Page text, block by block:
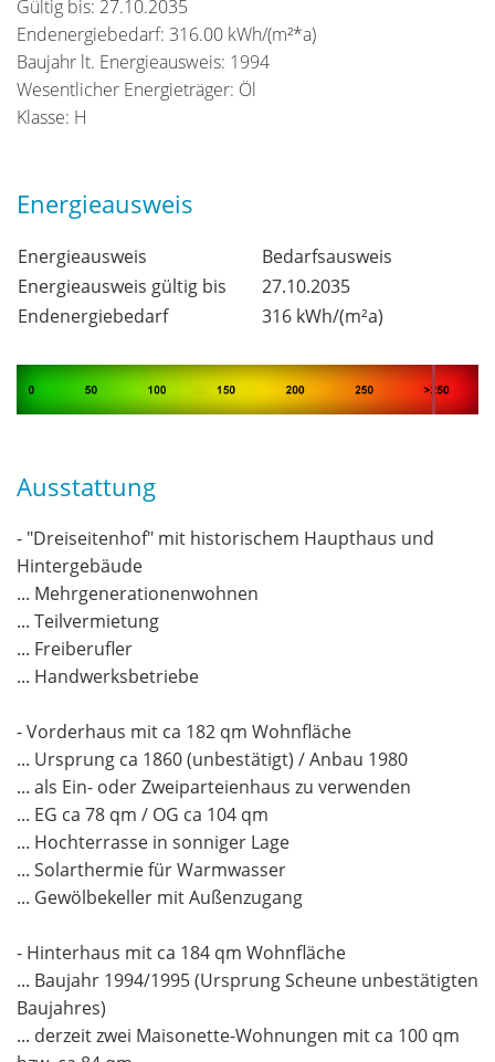
Gültig bis: 27.10.2035
Endenergiebedarf: 316.00 kWh/(m²*a)
Baujahr lt. Energieausweis: 1994
Wesentlicher Energieträger: Öl
Klasse: H
Energieausweis
Energieausweis
Bedarfsausweis
Energieausweis gültig bis
27.10.2035
Endenergiebedarf
316 kWh/(m²a)
Ausstattung
- "Dreiseitenhof" mit historischem Haupthaus und
Hintergebäude
... Mehrgenerationenwohnen
... Teilvermietung
... Freiberufler
... Handwerksbetriebe
- Vorderhaus mit ca 182 qm Wohnfläche
... Ursprung ca 1860 (unbestätigt) / Anbau 1980
... als Ein- oder Zweiparteienhaus zu verwenden
... EG ca 78 qm / OG ca 104 qm
... Hochterrasse in sonniger Lage
... Solarthermie für Warmwasser
... Gewölbekeller mit Außenzugang
- Hinterhaus mit ca 184 qm Wohnfläche
... Baujahr 1994/1995 (Ursprung Scheune unbestätigten
Baujahres)
... derzeit zwei Maisonette-Wohnungen mit ca 100 qm